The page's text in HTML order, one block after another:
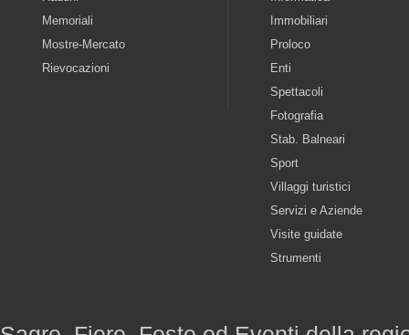
Memoriali
Mostre-Mercato
Rievocazioni
Immobiliari
Proloco
Enti
Spettacoli
Fotografia
Stab. Balneari
Sport
Villaggi turistici
Servizi e Aziende
Visite guidate
Strumenti